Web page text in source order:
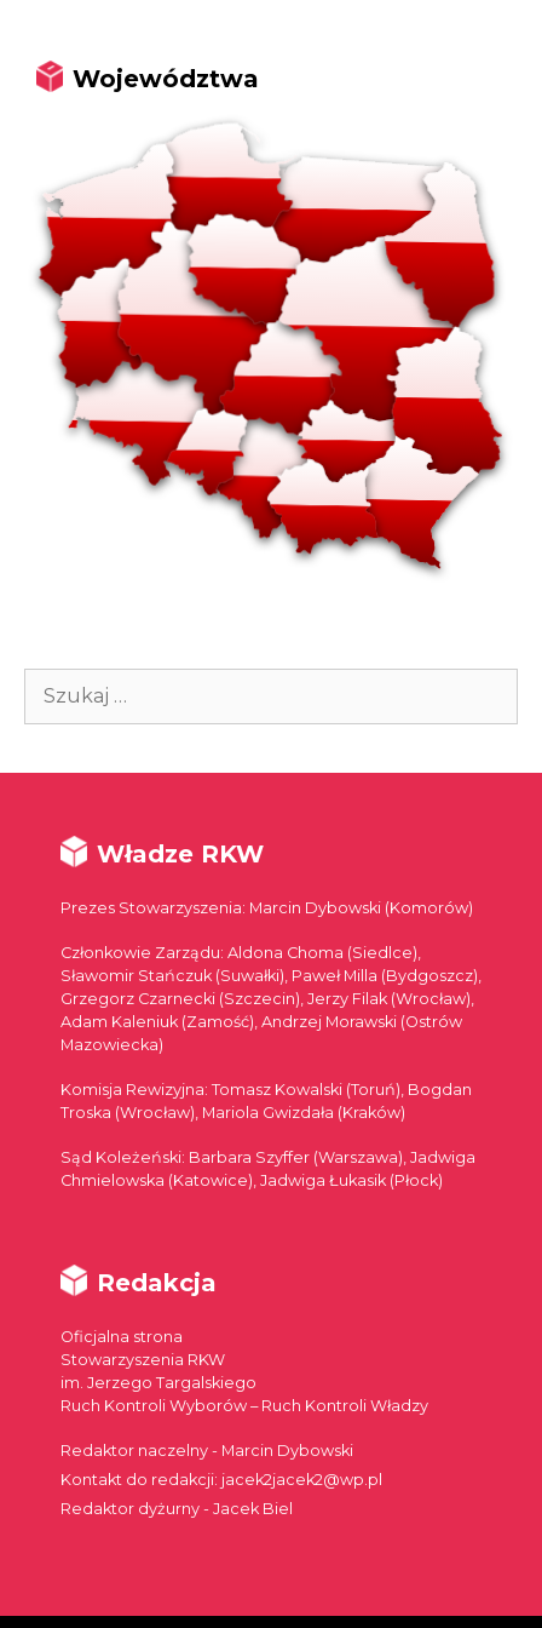
Województwa
Szukaj:
Władze RKW
Prezes Stowarzyszenia: Marcin Dybowski (Komorów)
Członkowie Zarządu: Aldona Choma (Siedlce),
Sławomir Stańczuk (Suwałki), Paweł Milla (Bydgoszcz),
Grzegorz Czarnecki (Szczecin), Jerzy Filak (Wrocław),
Adam Kaleniuk (Zamość), Andrzej Morawski (Ostrów
Mazowiecka)
Komisja Rewizyjna: Tomasz Kowalski (Toruń), Bogdan
Troska (Wrocław), Mariola Gwizdała (Kraków)
Sąd Koleżeński: Barbara Szyffer (Warszawa), Jadwiga
Chmielowska (Katowice), Jadwiga Łukasik (Płock)
Redakcja
Oficjalna strona
Stowarzyszenia RKW
im. Jerzego Targalskiego
Ruch Kontroli Wyborów – Ruch Kontroli Władzy
Redaktor naczelny - Marcin Dybowski
Kontakt do redakcji: jacek2jacek2@wp.pl
Redaktor dyżurny - Jacek Biel